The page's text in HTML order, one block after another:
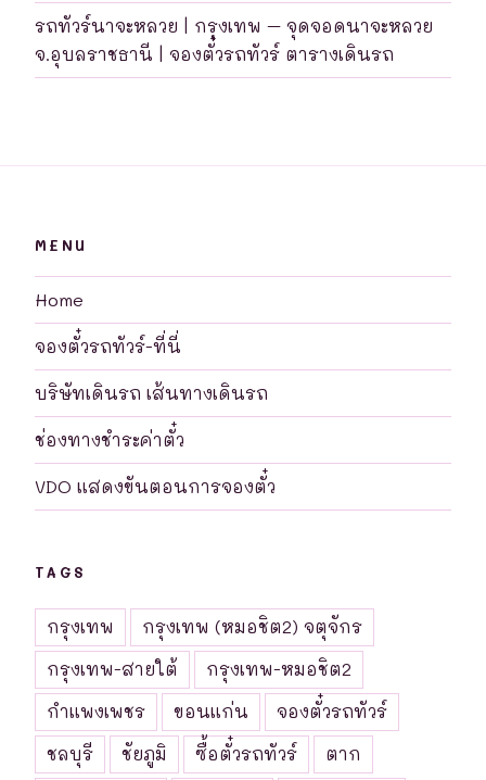
รถทัวร์นาจะหลวย | กรุงเทพ – จุดจอดนาจะหลวย
จ.อุบลราชธานี | จองตั๋วรถทัวร์ ตารางเดินรถ
MENU
Home
จองตั๋วรถทัวร์-ที่นี่
บริษัทเดินรถ เส้นทางเดินรถ
ช่องทางชำระค่าตั๋ว
VDO แสดงขันตอนการจองตั๋ว
TAGS
กรุงเทพ
กรุงเทพ (หมอชิต2) จตุจักร
กรุงเทพ-สายใต้
กรุงเทพ-หมอชิต2
กำแพงเพชร
ขอนแก่น
จองตั๋วรถทัวร์
ชลบุรี
ชัยภูมิ ซื้อตั๋วรถทัวร์
ตาก